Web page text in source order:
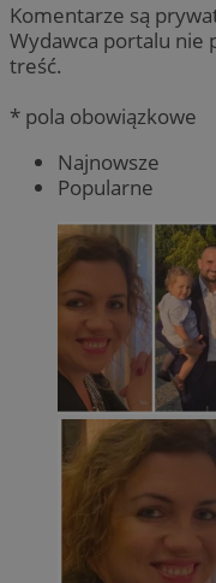
Komentarze są
Wydawca portalu nie
treść.
* pola obowiązkowe
Najnowsze
Popularne